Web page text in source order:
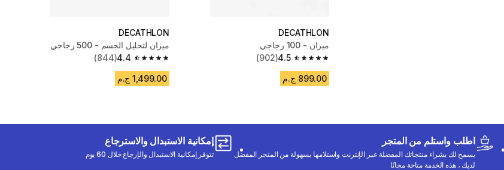
DECATHLON
ميزان - 100 زجاجي
4.5
4.5 out of 5 stars from 902 reviews
(902)
899.00 ج.م
DECATHLON
ميزان لتحليل الجسم - 500 زجاجي
4.4
4.4 out of 5 stars from 844 reviews
(844)
1,499.00 ج.م
اطلب واستلم من المتجر
يسمح لك بشراء منتجاتك المفضلة عبر الإنترنت واستلامها بسهولة من المتجر المفضل
لديك ، هذه الخدمة متاحة مجانًا
إمكانية الاستبدال والاسترجاع
تتوفر إمكانية الاستبدال والإرجاع خلال 60 يوم